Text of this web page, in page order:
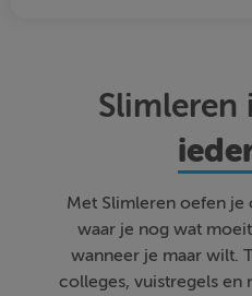
Slimleren
Met Slimleren oefen je
waar je nog wat
wanneer je maar wilt.
colleges, vuistregels en